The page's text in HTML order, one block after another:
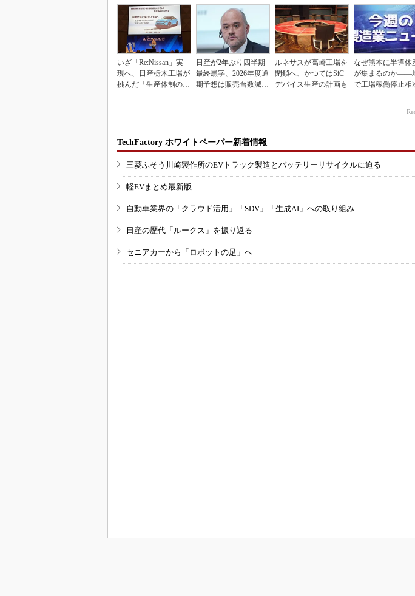
いざ「Re:Nissan」実
現へ、日産栃木工場が
挑んだ「生産体制の比
日産が2年ぶり四半期
最終黒字、2026年度通
期予想は販売台数減も
ルネサスが高崎工場を
閉鎖へ、かつてはSiC
デバイス生産の計画も
なぜ熊本に半導体
が集まるのか――
で工場稼働停止相
TechFactory ホワイトペーパー新着情報
三菱ふそう川崎製作所のEVトラック製造とバッテリーリサイクルに迫る
軽EVまとめ最新版
自動車業界の「クラウド活用」「SDV」「生成AI」への取り組み
日産の歴代「ルークス」を振り返る
セニアカーから「ロボットの足」へ